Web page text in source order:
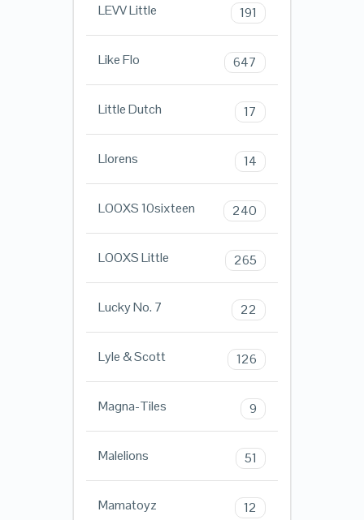
LEVV Little 191
Like Flo 647
Little Dutch 17
Llorens 14
LOOXS 10sixteen 240
LOOXS Little 265
Lucky No. 7 22
Lyle & Scott 126
Magna-Tiles 9
Malelions 51
Mamatoyz 12